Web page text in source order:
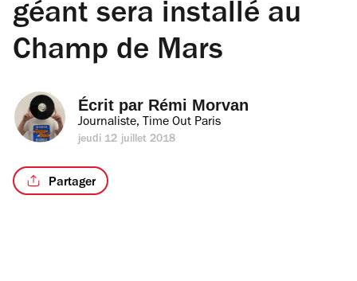
géant sera installé au
Champ de Mars
Écrit par Rémi Morvan
Journaliste, Time Out Paris
jeudi 12 juillet 2018
Partager